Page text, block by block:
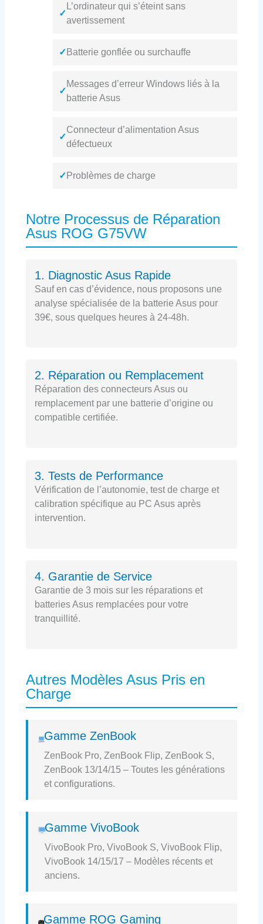
✓
L’ordinateur qui s’éteint sans
avertissement
✓ Batterie gonflée ou surchauffe
✓
Messages d’erreur Windows liés à la
batterie Asus
✓
Connecteur d’alimentation Asus
défectueux
✓ Problèmes de charge
Notre Processus de Réparation
Asus ROG G75VW
1. Diagnostic Asus Rapide
Sauf en cas d’évidence, nous proposons une
analyse spécialisée de la batterie Asus pour
39€, sous quelques heures à 24-48h.
2. Réparation ou Remplacement
Réparation des connecteurs Asus ou
remplacement par une batterie d’origine ou
compatible certifiée.
3. Tests de Performance
Vérification de l’autonomie, test de charge et
calibration spécifique au PC Asus après
intervention.
4. Garantie de Service
Garantie de 3 mois sur les réparations et
batteries Asus remplacées pour votre
tranquillité.
Autres Modèles Asus Pris en
Charge
Gamme ZenBook
ZenBook Pro, ZenBook Flip, ZenBook S,
ZenBook 13/14/15 – Toutes les générations
et configurations.
Gamme VivoBook
VivoBook Pro, VivoBook S, VivoBook Flip,
VivoBook 14/15/17 – Modèles récents et
anciens.
Gamme ROG Gaming